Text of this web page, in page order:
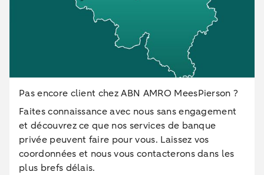
Pas encore client chez ABN AMRO MeesPierson ?
Faites connaissance avec nous sans engagement
et découvrez ce que nos services de banque
privée peuvent faire pour vous. Laissez vos
coordonnées et nous vous contacterons dans les
plus brefs délais.